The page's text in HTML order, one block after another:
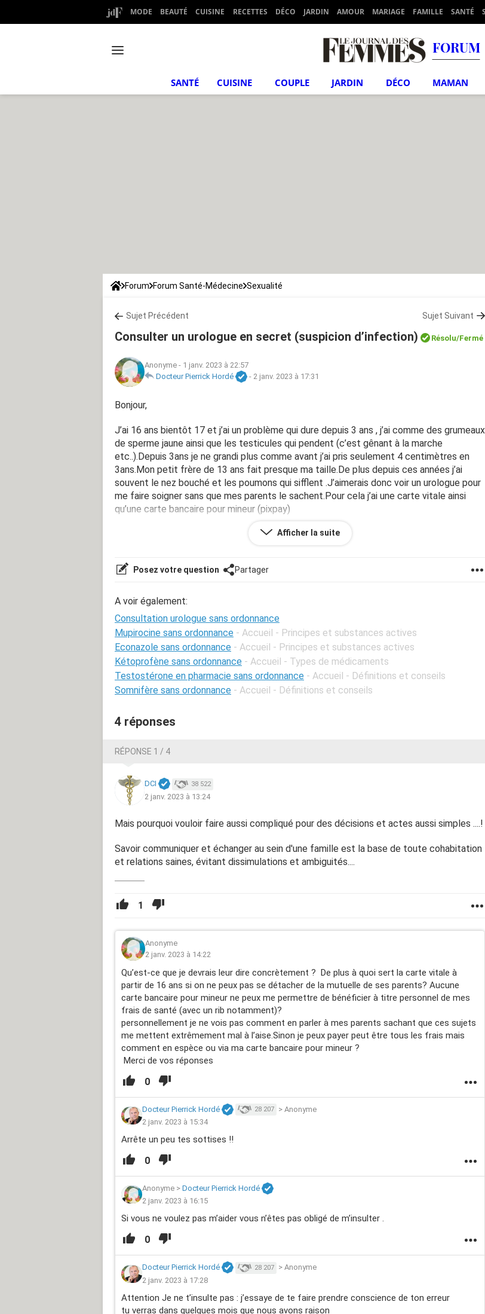
MODE BEAUTÉ CUISINE RECETTES DÉCO JARDIN AMOUR MARIAGE FAMILLE SANTÉ
FORUM
SANTÉ CUISINE COUPLE JARDIN DÉCO MAMAN
Forum Forum Santé-Médecine Sexualité
Sujet Précédent Sujet Suivant
Consulter un urologue en secret (suspicion d’infection) Résolu/Fermé
Anonyme - 1 janv. 2023 à 22:57
Docteur Pierrick Hordé
- 2 janv. 2023 à 17:31
Bonjour,
J’ai 16 ans bientôt 17 et j’ai un problème qui dure depuis 3 ans , j’ai comme des grumeaux
de sperme jaune ainsi que les testicules qui pendent (c’est gênant à la marche
etc..).Depuis 3ans je ne grandi plus comme avant j’ai pris seulement 4 centimètres en
3ans.Mon petit frère de 13 ans fait presque ma taille.De plus depuis ces années j’ai
souvent le nez bouché et les poumons qui sifflent .J’aimerais donc voir un urologue pour
me faire soigner sans que mes parents le sachent.Pour cela j’ai une carte vitale ainsi
qu’une carte bancaire pour mineur (pixpay)
merci de votre aide (et j’insiste sur le fait que je ne veux pas que mes parents soient au
Afficher la suite
Posez votre question Partager
A voir également:
Consultation urologue sans ordonnance
Mupirocine sans ordonnance - Accueil - Principes et substances actives
Econazole sans ordonnance - Accueil - Principes et substances actives
Kétoprofène sans ordonnance - Accueil - Types de médicaments
Testostérone en pharmacie sans ordonnance - Accueil - Définitions et conseils
Somnifère sans ordonnance - Accueil - Définitions et conseils
4 réponses
RÉPONSE 1 / 4
DCI 38 522
2 janv. 2023 à 13:24
Mais pourquoi vouloir faire aussi compliqué pour des décisions et actes aussi simples ....!
Savoir communiquer et échanger au sein d'une famille est la base de toute cohabitation
et relations saines, évitant dissimulations et ambiguités....
1
Anonyme
2 janv. 2023 à 14:22
Qu’est-ce que je devrais leur dire concrètement ? De plus à quoi sert la carte vitale à
partir de 16 ans si on ne peux pas se détacher de la mutuelle de ses parents? Aucune
carte bancaire pour mineur ne peux me permettre de bénéficier à titre personnel de mes
frais de santé (avec un rib notamment)?
personnellement je ne vois pas comment en parler à mes parents sachant que ces sujets
me mettent extrêmement mal à l’aise.Sinon je peux payer peut être tous les frais mais
comment en espèce ou via ma carte bancaire pour mineur ?
Merci de vos réponses
0
Docteur Pierrick Hordé 28 207 > Anonyme
2 janv. 2023 à 15:34
Arrête un peu tes sottises !!
0
Anonyme > Docteur Pierrick Hordé
2 janv. 2023 à 16:15
Si vous ne voulez pas m’aider vous n’êtes pas obligé de m’insulter .
0
Docteur Pierrick Hordé 28 207 > Anonyme
2 janv. 2023 à 17:28
Attention Je ne t’insulte pas : j’essaye de te faire prendre conscience de ton erreur
tu verras dans quelques mois que nous avons raison